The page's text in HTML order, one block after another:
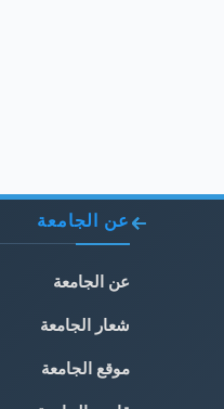
عن الجامعة
عن الجامعة
شعار الجامعة
موقع الجامعة